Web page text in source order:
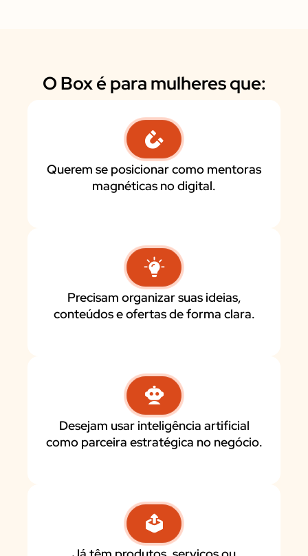
O Box é para mulheres que:
Querem se posicionar como mentoras
magnéticas no digital.
Precisam organizar suas ideias,
conteúdos e ofertas de forma clara.
Desejam usar inteligência artificial
como parceira estratégica no negócio.